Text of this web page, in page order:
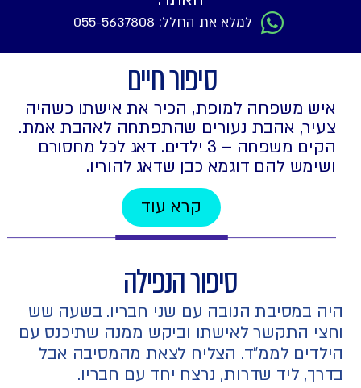
למלא את החלל: 055-5637808
סיפור חיים
איש משפחה למופת, הכיר את אישתו כשהיה
צעיר, אהבת נעורים שהתפתחה לאהבת אמת.
הקים משפחה – 3 ילדים. דאג לכל מחסורם
ושימש להם דוגמא כבן שדאג להוריו.
קרא עוד
סיפור הנפילה
היה במסיבת הנובה עם שני חבריו. בשעה שש
וחצי התקשר לאישתו וביקש ממנה שתיכנס עם
הילדים לממ"ד. הצליח לצאת מהמסיבה אבל
בדרך, ליד שדרות, נרצח יחד עם חבריו.